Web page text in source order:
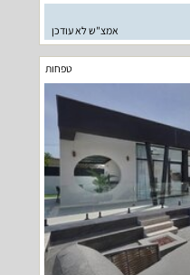
אמצ"ש לא עודכן
טפחות